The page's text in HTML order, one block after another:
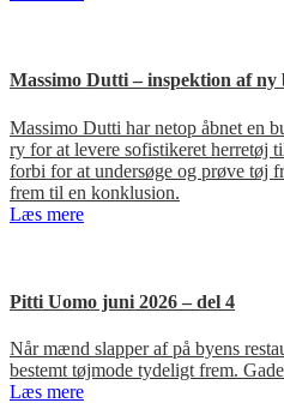
Massimo Dutti – inspektion af ny
Massimo Dutti har netop åbnet en
ry for at levere sofistikeret herretøj
forbi for at undersøge og prøve tøj
frem til en konklusion.
Læs mere
Pitti Uomo juni 2026 – del 4
Når mænd slapper af på byens
bestemt tøjmode tydeligt frem.
Læs mere